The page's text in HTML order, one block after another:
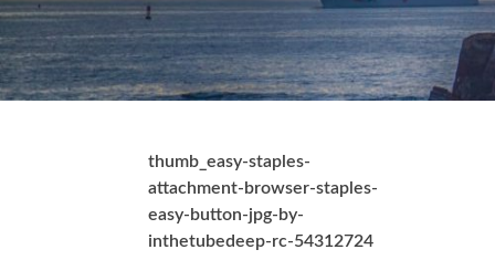
thumb_easy-staples-
attachment-browser-staples-
easy-button-jpg-by-
inthetubedeep-rc-54312724